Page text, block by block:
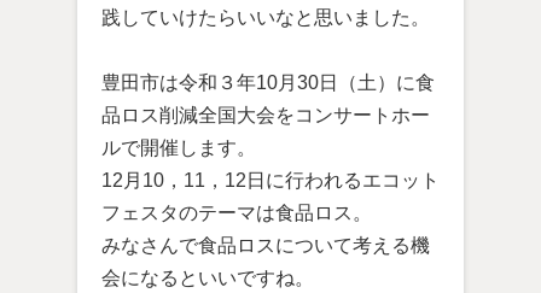
践していけたらいいなと思いました。
豊田市は令和３年10月30日（土）に食
品ロス削減全国大会をコンサートホー
ルで開催します。
12月10，11，12日に行われるエコット
フェスタのテーマは食品ロス。
みなさんで食品ロスについて考える機
会になるといいですね。